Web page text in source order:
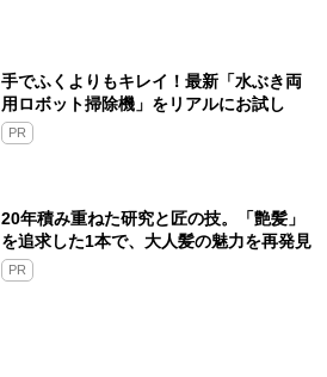
手でふくよりもキレイ！最新「水ぶき両
用ロボット掃除機」をリアルにお試し
PR
20年積み重ねた研究と匠の技。「艶髪」
を追求した1本で、大人髪の魅力を再発見
PR